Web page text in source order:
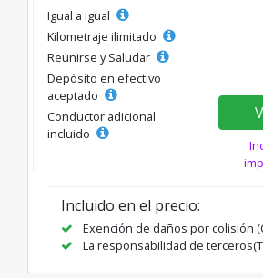
Igual a igual
Kilometraje ilimitado
Reunirse y Saludar
Depósito en efectivo
aceptado
Conductor adicional
incluido
Incluido en el precio:
Exención de daños por colisión
La responsabilidad de